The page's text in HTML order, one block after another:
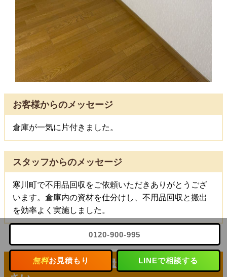
お客様からのメッセージ
倉庫が一気に片付きました。
スタッフからのメッセージ
寒川町で不用品回収をご依頼いただきありがとうござ
います。倉庫内の資材を仕分けし、不用品回収と搬出
を効率よく実施しました。
寒川町エリア＞少量の配送もお任せくだ
0120-900-995
無料お見積もり LINEで相談する